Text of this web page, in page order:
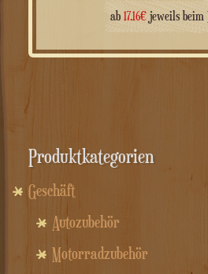
ab 17.16€ jeweils
Produktkategorien
Geschäft
Autozubehör
Motorradzubehör